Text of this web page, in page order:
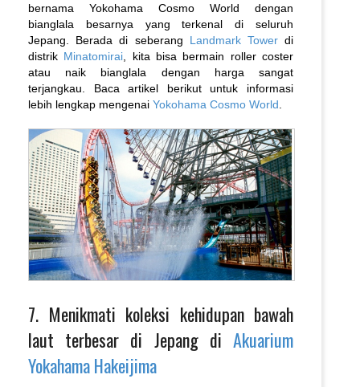
bernama Yokohama Cosmo World dengan
bianglala besarnya yang terkenal di seluruh
Jepang. Berada di seberang Landmark Towerdi
distrik Minatomirai , kita bisa bermain roller coster
atau naik bianglala dengan harga sangat
terjangkau. Baca artikel berikut untuk informasi
lebih lengkap mengenai Yokohama Cosmo World
7. Menikmati koleksi kehidupan bawah
laut terbesar di Jepang di Akuarium
Yokahama Hakeijima